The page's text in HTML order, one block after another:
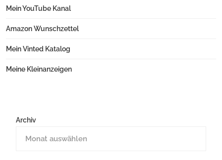
Mein YouTube Kanal
Amazon Wunschzettel
Mein Vinted Katalog
Meine Kleinanzeigen
Archiv